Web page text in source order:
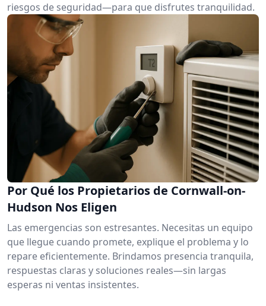
riesgos de seguridad—para que disfrutes tranquilidad.
Por Qué los Propietarios de Cornwall-on-
Hudson Nos Eligen
Las emergencias son estresantes. Necesitas un equipo
que llegue cuando promete, explique el problema y lo
repare eficientemente. Brindamos presencia tranquila,
respuestas claras y soluciones reales—sin largas
esperas ni ventas insistentes.